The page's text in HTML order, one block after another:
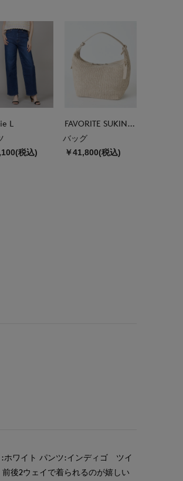
L
税込)
FAVORITE SUKINAMONO
バッグ
￥41,800(税込)
:ホワイト パンツ:インディゴ ツイ
後2ウェイで着られるのが嬉しい